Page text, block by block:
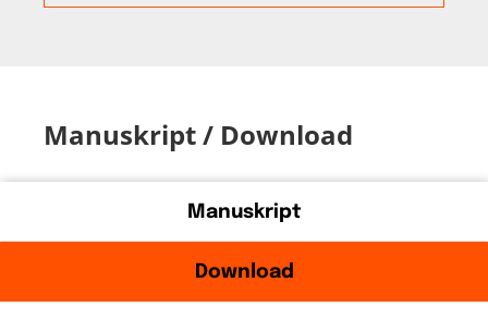
Manuskript / Download
Manuskript
Download